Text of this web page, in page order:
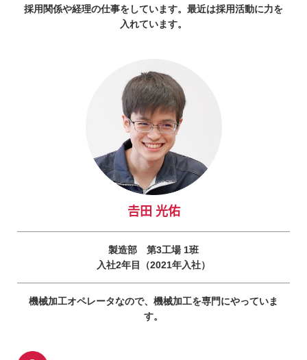
採用関係や経理の仕事をしています。最近は採用活動に力を
入れています。
𠮷田 光佑
製造部 第3工場 1班
入社2年目（2021年入社）
機械加工オペレータなので、機械加工を専門にやっていま
す。